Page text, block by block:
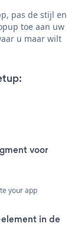
pas de stijl en
toe aan uw
u maar wilt
voor
your app
in de